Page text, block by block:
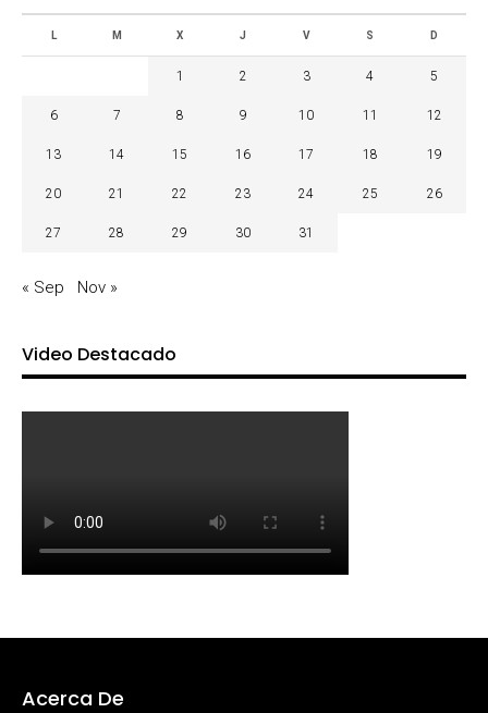
L M X J V S D
1 2 3 4 5
6 7 8 9 10 11 12
13 14 15 16 17 18 19
20 21 22 23 24 25 26
27 28 29 30 31
« Sep Nov »
Video Destacado
Acerca De